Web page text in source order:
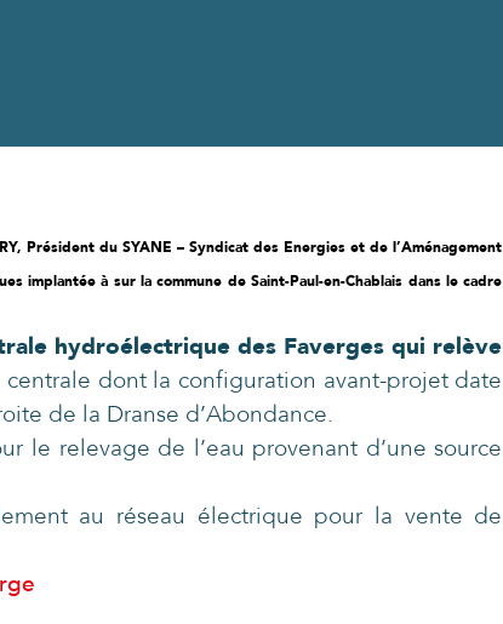
Président du SYANE – Syndicat des Energies et de l’Aménagement
implantée à sur la commune de Saint-Paul-en-Chablais dans le cadre
hydroélectrique des Faverges qui relève
centrale dont la configuration avant-projet date
de la Dranse d’Abondance.
le relevage de l’eau provenant d’une source
au réseau électrique pour la vente de